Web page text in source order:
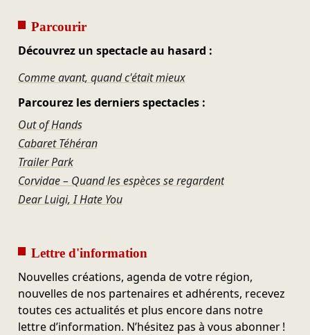
Parcourir
Découvrez un spectacle au hasard :
Comme avant, quand c'était mieux
Parcourez les derniers spectacles :
Out of Hands
Cabaret Téhéran
Trailer Park
Corvidae – Quand les espèces se regardent
Dear Luigi, I Hate You
Lettre d'information
Nouvelles créations, agenda de votre région,
nouvelles de nos partenaires et adhérents, recevez
toutes ces actualités et plus encore dans notre
lettre d’information. N’hésitez pas à vous abonner !